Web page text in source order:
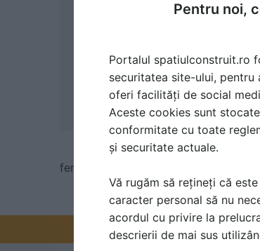
ferestre pentru case pasive,termopane
Promovați-vă
Pentru noi,
Portalul spatiulconstruit.ro
securitatea site-ului,
oferi facilități de social
Aceste cookies sunt
conformitate cu toate
și securitate actuale.
Vă rugăm să rețineți că
caracter personal să nu
acordul cu privire la
descrierii de mai sus